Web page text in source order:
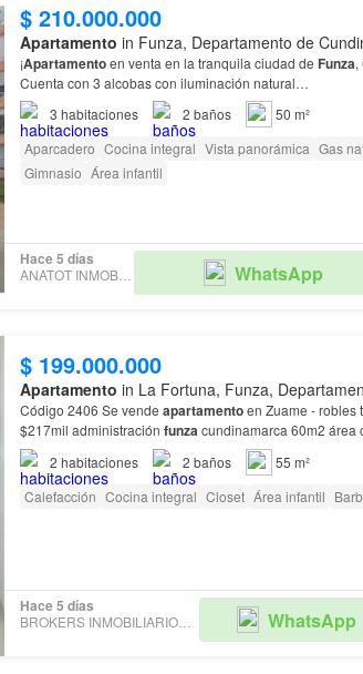
$ 210.000.000
Apartamento in Funza, Departamento de
¡Apartamentoen venta en la tranquila ciudad de Funza,
Cuenta con 3 alcobas con iluminación natural…
3 habitaciones 2 baños
50 m²
Aparcadero Cocina integral Vista panorámica Gas
Gimnasio Área infantil
Hace 5 días
ANATOT INMOBILIARIA WhatsApp
$ 199.000.000
Apartamento in La Fortuna, Funza,
Código 2406 Se vende apartamento
$217mil administración funza
cundinamarca
2 habitaciones 2 baños
55 m²
Calefacción Cocina integral Closet Área infantil
Hace 5 días
BROKERS INMOBILIARIOS LP - NEW DEAL WhatsApp